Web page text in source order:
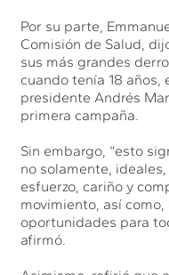
Por su parte,
Comisión de Salud,
sus más grandes
cuando tenía 18 años,
presidente Andrés
primera campaña.
Sin embargo, “esto
no solamente,
esfuerzo, cariño y
movimiento, así
oportunidades para
afirmó.